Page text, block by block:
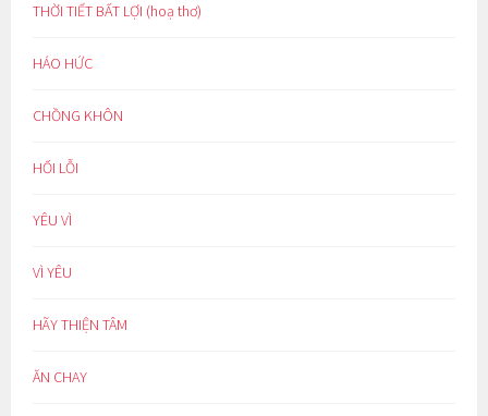
THỜI TIẾT BẤT LỢI (hoạ thơ)
HÁO HỨC
CHỒNG KHÔN
HỐI LỖI
YÊU VÌ
VÌ YÊU
HÃY THIỆN TÂM
ĂN CHAY